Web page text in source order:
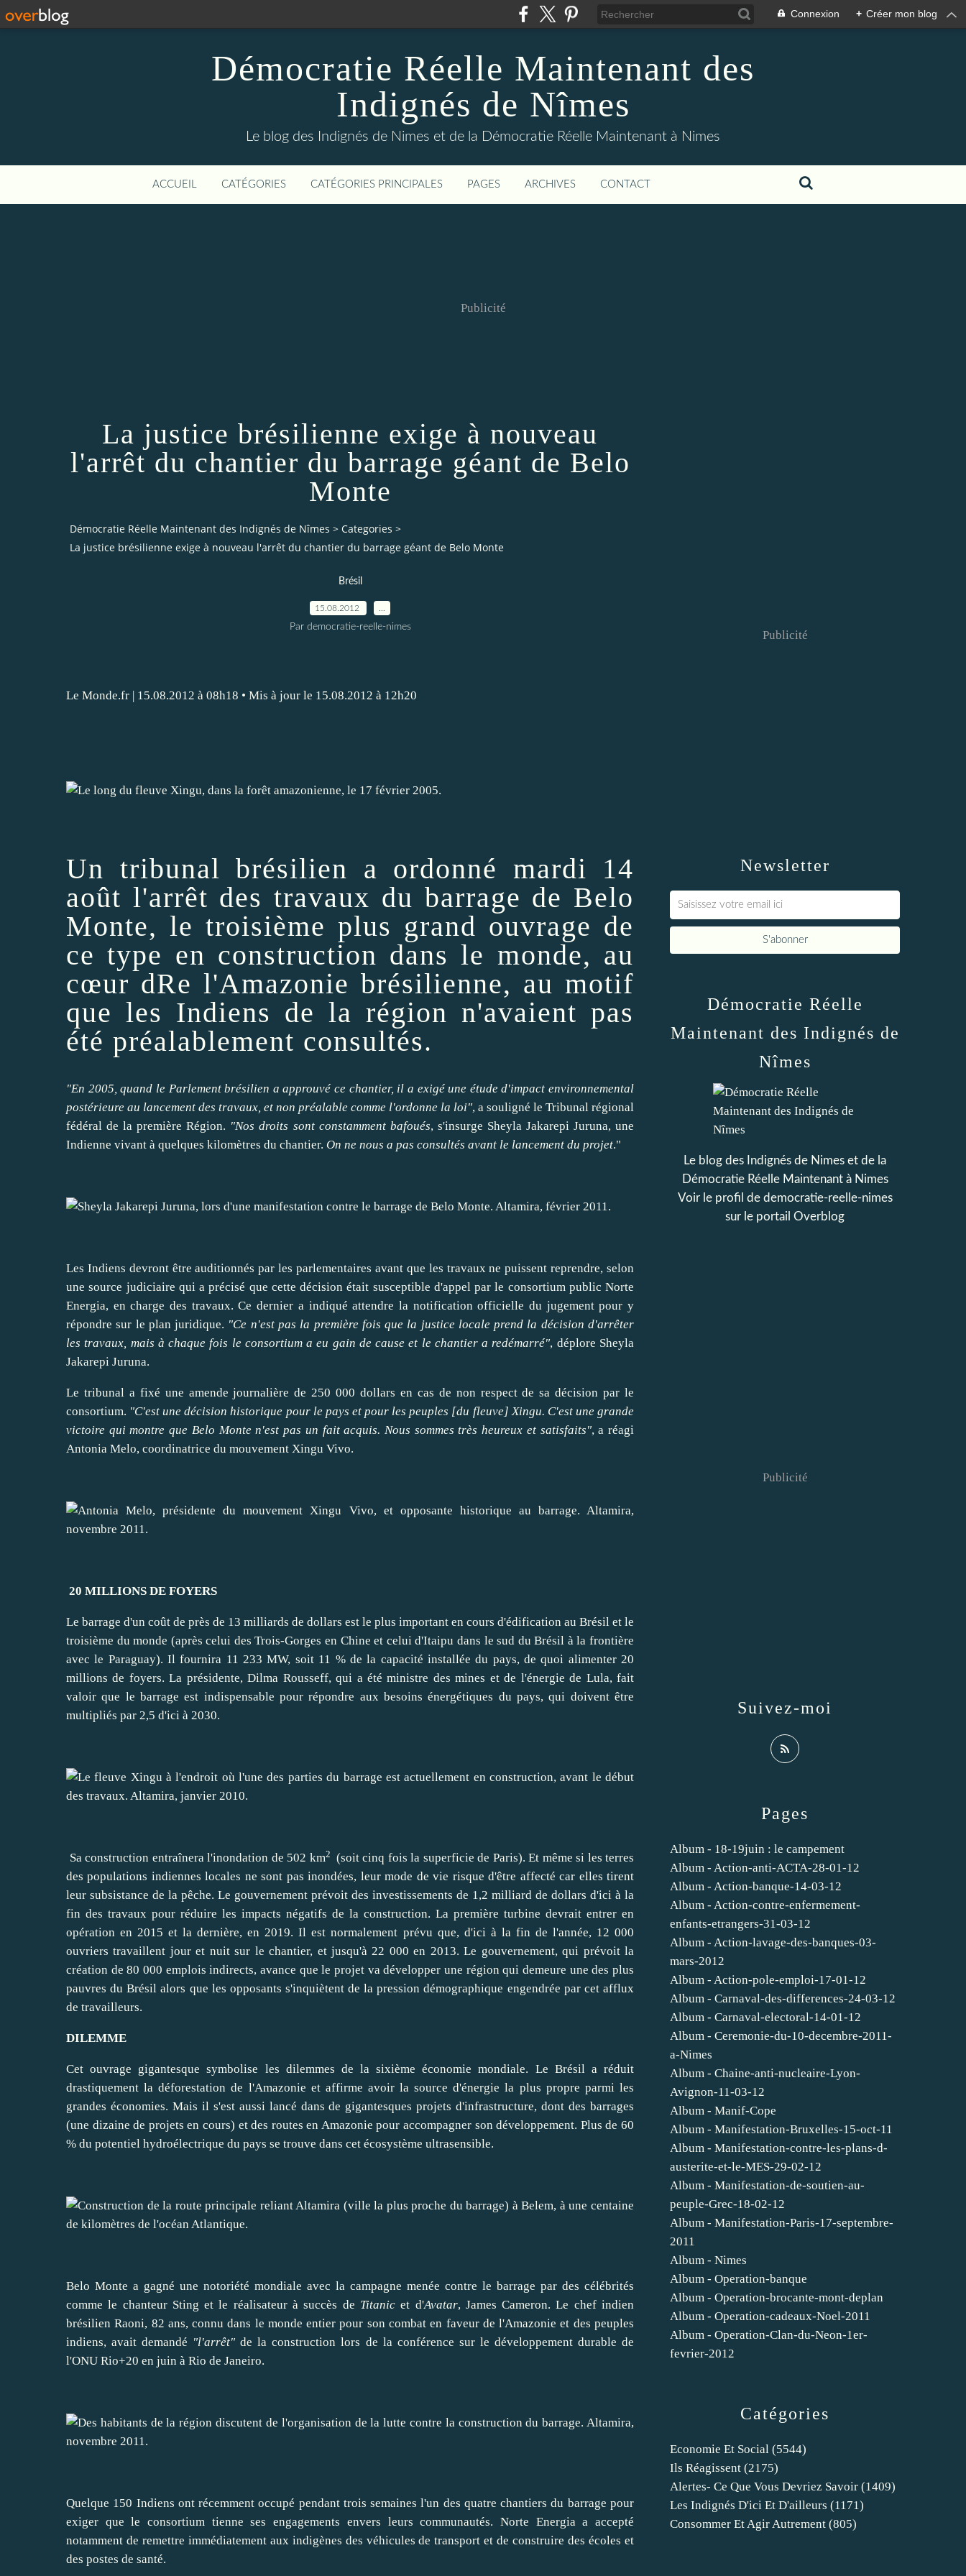
Connexion + Créer mon blog
Démocratie Réelle Maintenant des
Indignés de Nîmes
Le blog des Indignés de Nimes et de la Démocratie Réelle Maintenant à Nimes
ACCUEIL CATÉGORIES CATÉGORIES PRINCIPALES PAGES ARCHIVES CONTACT
Publicité
La justice brésilienne exige à nouveau
l'arrêt du chantier du barrage géant de Belo
Monte
Démocratie Réelle Maintenant des Indignés de Nîmes > Categories >
La justice brésilienne exige à nouveau l'arrêt du chantier du barrage géant de Belo Monte
Brésil
15.08.2012
Par democratie-reelle-nimes
Le Monde.fr | 15.08.2012 à 08h18 • Mis à jour le 15.08.2012 à 12h20
Un tribunal brésilien a ordonné mardi 14
août l'arrêt des travaux du barrage de Belo
Monte, le troisième plus grand ouvrage de
ce type en construction dans le monde, au
cœur dRe l'Amazonie brésilienne, au motif
que les Indiens de la région n'avaient pas
été préalablement consultés.
"En 2005, quand le Parlement brésilien a approuvé ce chantier, il a exigé une étude d'impact environnemental
postérieure au lancement des travaux, et non préalable comme l'ordonne la loi", a souligné le Tribunal régional
fédéral de la première Région. "Nos droits sont constamment bafoués, s'insurge Sheyla JakarepiJuruna, une
Indienne vivant à quelques kilomètres du chantier. On ne nous a pas consultés avant le lancement du projet."
Les Indiens devront être auditionnés par les parlementaires avant que les travaux ne puissentreprendre, selon
une source judiciaire qui a précisé que cette décision était susceptible d'appel par le consortium public Norte
Energia, en charge des travaux. Ce dernier a indiquéattendre la notification officielle du jugement pour y
répondre sur le plan juridique. "Ce n'est pas la première fois que la justice locale prend la décision d'arrêter
les travaux, mais à chaque fois le consortium a eu gain de cause et le chantier a redémarré", déplore Sheyla
Jakarepi Juruna.
Le tribunal a fixé une amende journalière de 250 000 dollars en cas de non respect de sa décision par le
consortium. "C'est une décision historique pour le pays et pour les peuples [du fleuve] Xingu. C'est une grande
victoire qui montre que Belo Monte n'est pas un fait acquis. Nous sommes très heureux et satisfaits", a réagi
Antonia Melo, coordinatrice du mouvement Xingu Vivo.
20 MILLIONS DE FOYERS
Le barrage d'un coût de près de 13 milliards de dollars est le plus important en cours d'édification au Brésil et le
troisième du monde (après celui des Trois-Gorges en Chine et celui d'Itaipu dans le sud du Brésil à la frontière
avec le Paraguay). Il fournira 11 233 MW, soit 11 % de la capacité installée du pays, de quoi alimenter20
millions de foyers. La présidente, Dilma Rousseff, qui a été ministre des mines et de l'énergie de Lula, fait
valoir que le barrage est indispensable pour répondre aux besoins énergétiques du pays, qui doivent être
multipliés par 2,5 d'ici à 2030.
Sa construction entraînera l'inondation de 502 km2
(soit cinq fois la superficie de Paris). Et même si les terres
des populations indiennes locales ne sont pas inondées, leur mode de vie risque d'être affecté car elles tirent
leur subsistance de la pêche. Le gouvernement prévoit des investissements de 1,2 milliard de dollars d'ici à la
fin des travaux pour réduire les impacts négatifs de la construction. La première turbine devrait entrer en
opération en 2015 et la dernière, en 2019. Il est normalement prévu que, d'ici à la fin de l'année, 12 000
ouvriers travaillent jour et nuit sur le chantier, et jusqu'à 22 000 en 2013. Le gouvernement, qui prévoit la
création de 80 000 emplois indirects, avance que le projet va développer une région qui demeure une des plus
pauvres du Brésil alors que les opposants s'inquiètent de la pression démographique engendrée par cet afflux
de travailleurs.
DILEMME
Cet ouvrage gigantesque symbolise les dilemmes de la sixième économie mondiale. Le Brésil a réduit
drastiquement la déforestation de l'Amazonie et affirme avoirla source d'énergie la plus propre parmi les
grandes économies. Mais il s'est aussi lancé dans de gigantesques projets d'infrastructure, dont des barrages
(une dizaine de projets en cours) et des routes en Amazonie pouraccompagner son développement. Plus de 60
% du potentiel hydroélectrique du pays se trouve dans cet écosystème ultrasensible.
Belo Monte a gagné une notoriété mondiale avec la campagne menée contre le barrage par des célébrités
comme le chanteur Sting et le réalisateur à succès de Titanicet d'Avatar, James Cameron. Le chef indien
brésilien Raoni, 82 ans, connu dans le monde entier pour son combat en faveur de l'Amazonie et des peuples
indiens, avait demandé "l'arrêt" de la construction lors de la conférence sur le développement durable de
l'ONU Rio+20 en juin à Rio de Janeiro.
Quelque 150 Indiens ont récemment occupé pendant trois semaines l'un des quatre chantiers du barrage pour
exiger que le consortium tienne ses engagements envers leurs communautés. Norte Energia a accepté
notamment de remettre immédiatement aux indigènes des véhicules de transport et deconstruire des écoles et
des postes de santé.
Newsletter
Publicité
Catégories
Economie Et Social (5544)
Ils Réagissent (2175)
Alertes- Ce Que Vous Devriez Savoir (1409)
Les Indignés D'ici Et D'ailleurs (1171)
Consommer Et Agir Autrement (805)
Pages
Album - 18-19juin : le campement
Album - Action-anti-ACTA-28-01-12
Album - Action-banque-14-03-12
Album - Action-contre-enfermement-
enfants-etrangers-31-03-12
Album - Action-lavage-des-banques-03-
mars-2012
Album - Action-pole-emploi-17-01-12
Album - Carnaval-des-differences-24-03-12
Album - Carnaval-electoral-14-01-12
Album - Ceremonie-du-10-decembre-2011-
a-Nimes
Album - Chaine-anti-nucleaire-Lyon-
Avignon-11-03-12
Album - Manif-Cope
Album - Manifestation-Bruxelles-15-oct-11
Album - Manifestation-contre-les-plans-d-
austerite-et-le-MES-29-02-12
Album - Manifestation-de-soutien-au-
peuple-Grec-18-02-12
Album - Manifestation-Paris-17-septembre-
2011
Album - Nimes
Album - Operation-banque
Album - Operation-brocante-mont-deplan
Album - Operation-cadeaux-Noel-2011
Album - Operation-Clan-du-Neon-1er-
fevrier-2012
Démocratie Réelle
Maintenant des Indignés de
Nîmes
Le blog des Indignés de Nimes et de la
Démocratie Réelle Maintenant à Nimes
Voir le profil de democratie-reelle-nimes
sur le portail Overblog
Suivez-moi
Publicité